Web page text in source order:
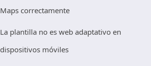
Maps correctamente
La plantilla no es web adaptativo en
dispositivos móviles